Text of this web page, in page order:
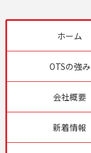
ホーム
OTSの強み
会社概要
新着情報